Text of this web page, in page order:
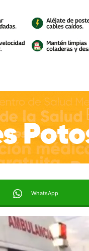
WhatsApp